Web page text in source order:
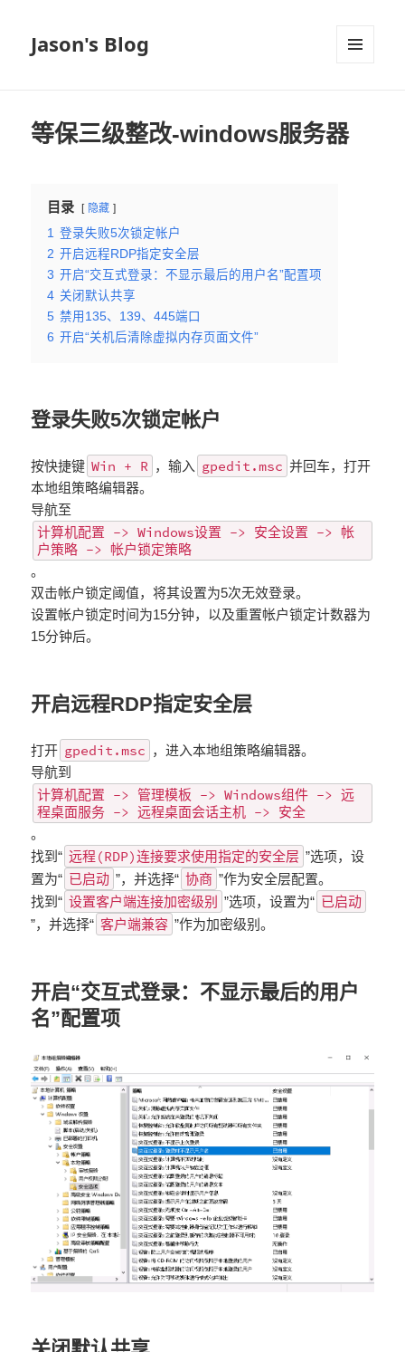
Jason's Blog
等保三级整改-windows服务器
目录 隐藏
1 登录失败5次锁定帐户
2 开启远程RDP指定安全层
3 开启“交互式登录：不显示最后的用户名”配置项
4 关闭默认共享
5 禁用135、139、445端口
6 开启“关机后清除虚拟内存页面文件”
登录失败5次锁定帐户
按快捷键 Win + R ，输入 gpedit.msc 并回车，打开
本地组策略编辑器。
导航至
计算机配置 -> Windows设置 -> 安全设置 -> 帐
户策略 -> 帐户锁定策略
。
双击帐户锁定阈值，将其设置为5次无效登录。
设置帐户锁定时间为15分钟，以及重置帐户锁定计数器为
15分钟后。
开启远程RDP指定安全层
打开 gpedit.msc ，进入本地组策略编辑器。
导航到
计算机配置 -> 管理模板 -> Windows组件 -> 远
程桌面服务 -> 远程桌面会话主机 -> 安全
。
找到“ 远程(RDP)连接要求使用指定的安全层 ”选项，设
置为“ 已启动 ”，并选择“ 协商 ”作为安全层配置。
找到“ 设置客户端连接加密级别 ”选项，设置为“ 已启动
”，并选择“ 客户端兼容 ”作为加密级别。
开启“交互式登录：不显示最后的用户
名”配置项